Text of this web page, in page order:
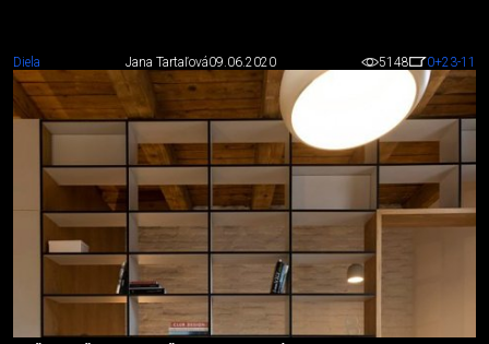
Diela Jana Tartaľová09.06.2020 5148 0+23-11